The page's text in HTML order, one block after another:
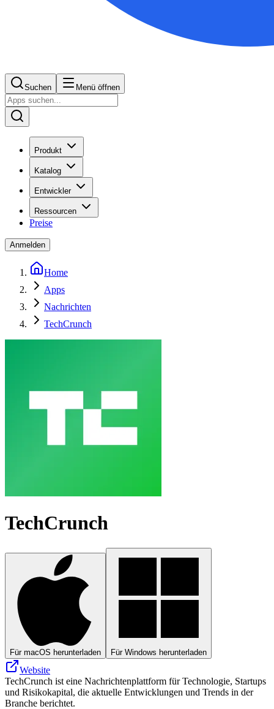
Suchen Menü öffnen
Produkt
Katalog
Entwickler
Ressourcen
Preise
Anmelden
Home
Apps
Nachrichten
TechCrunch
TechCrunch
Für macOS herunterladen Für Windows herunterladen
Website
TechCrunch ist eine Nachrichtenplattform für Technologie, Startups
und Risikokapital, die aktuelle Entwicklungen und Trends in der
Branche berichtet.